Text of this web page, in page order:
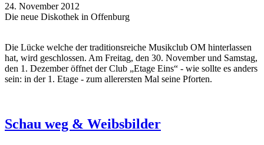
24. November 2012
Die neue Diskothek in Offenburg
Die Lücke welche der traditionsreiche Musikclub OM hinterlassen
hat, wird geschlossen. Am Freitag, den 30. November und Samstag,
den 1. Dezember öffnet der Club „Etage Eins“ - wie sollte es anders
sein: in der 1. Etage - zum allerersten Mal seine Pforten.
Schau weg & Weibsbilder